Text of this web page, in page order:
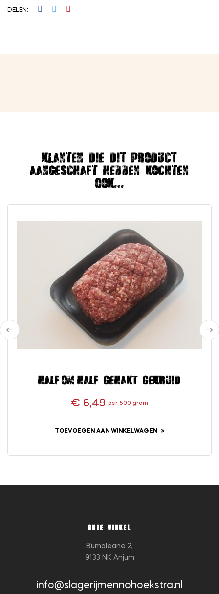
DELEN
Klanten die dit product
aangeschaft hebben kochten
ook...
Half-om-half gehakt gekruid
Prijs
€ 6,49 per 500 gram
TOEVOEGEN AAN WINKELWAGEN
ONZE WINKEL
Bumaleane 2,
9133 NK Anjum
info@slagerijmennohoekstra.nl